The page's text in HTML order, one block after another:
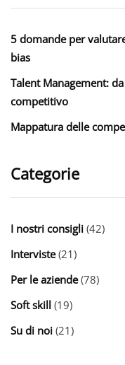
5 domande per
bias
Talent Management:
competitivo
Mappatura delle
Categorie
I nostri consigli (42)
Interviste(21)
Per le aziende(78)
Soft skill (19)
Su di noi (21)